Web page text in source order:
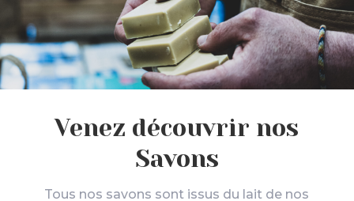
Venez découvrir nos
Savons
Tous nos savons sont issus du lait de nos